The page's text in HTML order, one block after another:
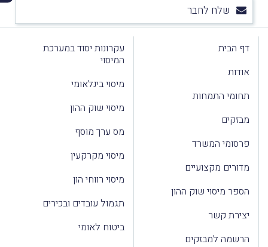
שלח לחבר
דף הבית
אודות
תחומי התמחות
מבזקים
פרסומי המשרד
מדורים מקצועיים
הספר מיסוי שוק ההון
יצירת קשר
הרשמה למבזקים
עקרונות יסוד במערכת
המיסוי
מיסוי בינלאומי
מיסוי שוק ההון
מס ערך מוסף
מיסוי מקרקעין
מיסוי רווחי הון
תגמול עובדים ובכירים
ביטוח לאומי